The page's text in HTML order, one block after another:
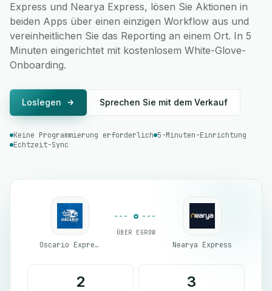
Express und Nearya Express, lösen Sie Aktionen in
beiden Apps über einen einzigen Workflow aus und
vereinheitlichen Sie das Reporting an einem Ort. In 5
Minuten eingerichtet mit kostenlosem White-Glove-
Onboarding.
Loslegen Sprechen Sie mit dem Verkauf
Keine Programmierung erforderlich 5-Minuten-Einrichtung
Echtzeit-Sync
Oscario Express
ÜBER EGROW
Nearya Express
2 3